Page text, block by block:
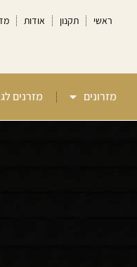
ראשי תקנון אודות
מזרונים מזרנים